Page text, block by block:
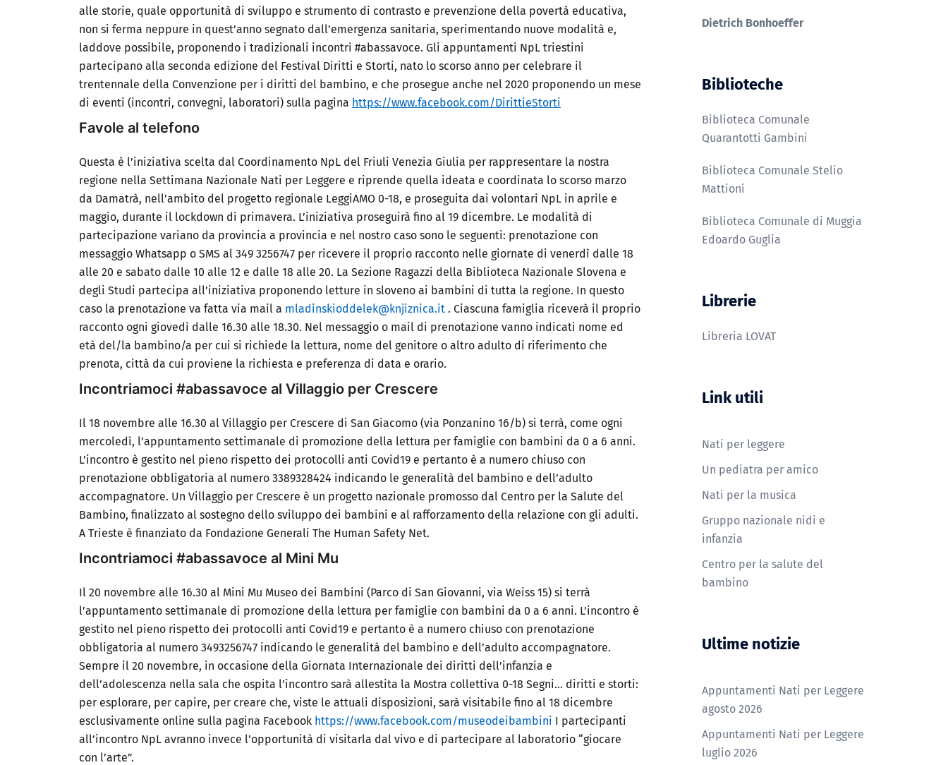
alle storie, quale opportunità di sviluppo e strumento di contrasto e prevenzione della povertà educativa,
non si ferma neppure in quest’anno segnato dall’emergenza sanitaria, sperimentando nuove modalità e,
laddove possibile, proponendo i tradizionali incontri #abassavoce. Gli appuntamenti NpL triestini
partecipano alla seconda edizione del Festival Diritti e Storti, nato lo scorso anno per celebrare il
trentennale della Convenzione per i diritti del bambino, e che prosegue anche nel 2020 proponendo un mese
di eventi (incontri, convegni, laboratori) sulla pagina https://www.facebook.com/DirittieStorti
Favole al telefono
Questa è l’iniziativa scelta dal Coordinamento NpL del Friuli Venezia Giulia per rappresentare la nostra
regione nella Settimana Nazionale Nati per Leggere e riprende quella ideata e coordinata lo scorso marzo
da Damatrà, nell’ambito del progetto regionale LeggiAMO 0-18, e proseguita dai volontari NpL in aprile e
maggio, durante il lockdown di primavera. L’iniziativa proseguirà fino al 19 dicembre. Le modalità di
partecipazione variano da provincia a provincia e nel nostro caso sono le seguenti: prenotazione con
messaggio Whatsapp o SMS al 349 3256747 per ricevere il proprio racconto nelle giornate di venerdì dalle 18
alle 20 e sabato dalle 10 alle 12 e dalle 18 alle 20. La Sezione Ragazzi della Biblioteca Nazionale Slovena e
degli Studi partecipa all’iniziativa proponendo letture in sloveno ai bambini di tutta la regione. In questo
caso la prenotazione va fatta via mail a mladinskioddelek@knjiznica.it . Ciascuna famiglia riceverà il proprio
racconto ogni giovedì dalle 16.30 alle 18.30. Nel messaggio o mail di prenotazione vanno indicati nome ed
età del/la bambino/a per cui si richiede la lettura, nome del genitore o altro adulto di riferimento che
prenota, città da cui proviene la richiesta e preferenza di data e orario.
Incontriamoci #abassavoce al Villaggio per Crescere
Il 18 novembre alle 16.30 al Villaggio per Crescere di San Giacomo (via Ponzanino 16/b) si terrà, come ogni
mercoledì, l’appuntamento settimanale di promozione della lettura per famiglie con bambini da 0 a 6 anni.
L’incontro è gestito nel pieno rispetto dei protocolli anti Covid19 e pertanto è a numero chiuso con
prenotazione obbligatoria al numero 3389328424 indicando le generalità del bambino e dell’adulto
accompagnatore. Un Villaggio per Crescere è un progetto nazionale promosso dal Centro per la Salute del
Bambino, finalizzato al sostegno dello sviluppo dei bambini e al rafforzamento della relazione con gli adulti.
A Trieste è finanziato da Fondazione Generali The Human Safety Net.
Incontriamoci #abassavoce al Mini Mu
Il 20 novembre alle 16.30 al Mini Mu Museo dei Bambini (Parco di San Giovanni, via Weiss 15) si terrà
l’appuntamento settimanale di promozione della lettura per famiglie con bambini da 0 a 6 anni. L’incontro è
gestito nel pieno rispetto dei protocolli anti Covid19 e pertanto è a numero chiuso con prenotazione
obbligatoria al numero 3493256747 indicando le generalità del bambino e dell’adulto accompagnatore.
Sempre il 20 novembre, in occasione della Giornata Internazionale dei diritti dell’infanzia e
dell’adolescenza nella sala che ospita l’incontro sarà allestita la Mostra collettiva 0-18 Segni… diritti e storti:
per esplorare, per capire, per creare che, viste le attuali disposizioni, sarà visitabile fino al 18 dicembre
esclusivamente online sulla pagina Facebook https://www.facebook.com/museodeibambini I partecipanti
all’incontro NpL avranno invece l’opportunità di visitarla dal vivo e di partecipare al laboratorio “giocare
con l’arte”.
Dietrich Bonhoeffer
Biblioteche
Biblioteca Comunale
Quarantotti Gambini
Biblioteca Comunale Stelio
Mattioni
Biblioteca Comunale di Muggia
Edoardo Guglia
Librerie
Libreria LOVAT
Link utili
Nati per leggere
Un pediatra per amico
Nati per la musica
Gruppo nazionale nidi e
infanzia
Centro per la salute del
bambino
Ultime notizie
Appuntamenti Nati per Leggere
agosto 2026
Appuntamenti Nati per Leggere
luglio 2026